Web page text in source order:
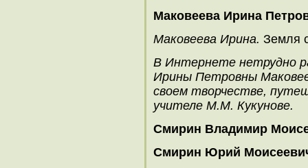
Маковеева Ирина
Маковеева Ирина. Земля
В Интернете нетрудно
Ирины Петровны
своем творчестве,
учителе М.М. Кукунове.
Смирин Владимир
Смирин Юрий